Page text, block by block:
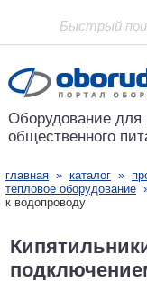
Проект основан в
Оборудование для
общественного
главная » каталог »
тепловое оборудование
к водопроводу